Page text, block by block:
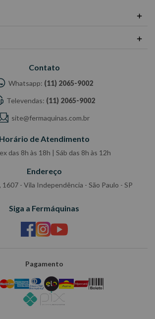
Contato
Whatsapp: (11) 2065-9002
Televendas: (11) 2065-9002
site@fermaquinas.com.br
Horário de Atendimento
das 8h às 18h | Sáb das 8h às 12h
Endereço
1607 - Vila Independência - São Paulo - SP
Siga a Fermáquinas
Pagamento